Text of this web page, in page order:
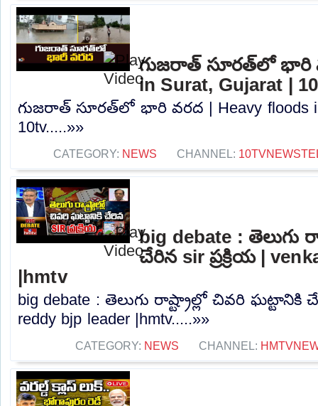
గుజరాత్‌ సూరత్‌లో భారి
in Surat, Gujarat |
గుజరాత్‌ సూరత్‌లో భారి వరద | Heavy floods
10tv.....»»
CATEGORY: NEWS CHANNEL:
big debate : తెలుగు
చేరిన sir ప్రక్రియ |
|hmtv
big debate : తెలుగు రాష్ట్రాల్లో చివరి ఘట్టానికి
reddy bjp leader |hmtv.....»»
CATEGORY: NEWS CHANNEL: